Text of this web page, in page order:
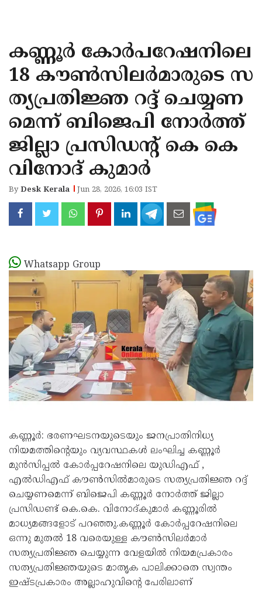
KANNUR
KASARAGOD
കണ്ണൂർ കോർപറേഷനിലെ
18 കൗൺസിലർമാരുടെ സ
ത്യപ്രതിജ്ഞ റദ്ദ് ചെയ്യണ
മെന്ന് ബിജെപി നോർത്ത്
ജില്ലാ പ്രസിഡൻ്റ് കെ കെ
വിനോദ് കുമാർ
ByDesk Kerala Jun 28, 2026, 16:03 IST
Whatsapp Group
കണ്ണൂർ: ഭരണഘടനയുടെയും ജനപ്രാതിനിധ്യ
നിയമത്തിന്റെയും വ്യവസ്ഥകൾ ലംഘിച്ച കണ്ണൂർ
മുൻസിപ്പൽ കോർപ്പറേഷനിലെ യുഡിഎഫ് ,
എൽഡിഎഫ് കൗൺസിൽമാരുടെ സത്യപ്രതിജ്ഞ റദ്ദ്
ചെയ്യണമെന്ന് ബിജെപി കണ്ണൂർ നോർത്ത് ജില്ലാ
പ്രസിഡണ്ട് കെ.കെ. വിനോദ്കുമാർ കണ്ണൂരിൽ
മാധ്യമങ്ങളോട് പറഞ്ഞു.കണ്ണൂർ കോർപ്പറേഷനിലെ
ഒന്നു മുതൽ 18 വരെയുള്ള കൗൺസിലർമാർ
സത്യപ്രതിജ്ഞ ചെയ്യുന്ന വേളയിൽ നിയമപ്രകാരം
സത്യപ്രതിജ്ഞയുടെ മാതൃക പാലിക്കാതെ സ്വന്തം
ഇഷ്ടപ്രകാരം അല്ലാഹുവിൻ്റെ പേരിലാണ്